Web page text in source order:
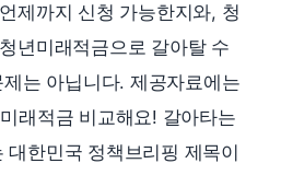
제까지 신청 가능한지와, 청
년미래적금으로 갈아탈 수
는 아닙니다. 제공자료에는
래적금 비교해요! 갈아타는
대한민국 정책브리핑 제목이